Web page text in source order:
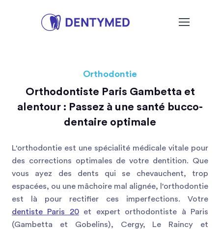
Orthodontie
Orthodontiste Paris Gambetta et
alentour : Passez à une santé bucco-
dentaire optimale
L'orthodontie est une spécialité médicale vitale pour
des corrections optimales de votre dentition. Que
vous ayez des dents qui se chevauchent, trop
espacées, ou une mâchoire mal alignée, l'orthodontie
est là pour rectifier ces imperfections. Votre
dentiste Paris 20et expert orthodontiste à Paris
(Gambetta et Gobelins), Cergy, Le Raincy et